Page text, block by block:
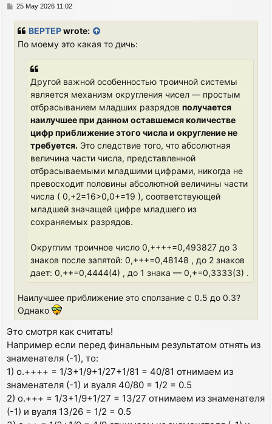
P25 May 2026 11:02
BEPTEPwrote:
По моему это какая то дичь:
Другой важной особенностью троичной системы
является механизм округления чисел — простым
отбрасыванием младших разрядов получается
наилучшее при данном оставшемся количестве
цифр приближение этого числа и округление не
требуется. Это следствие того, что абсолютная
величина части числа, представленной
отбрасываемыми младшими цифрами, никогда не
превосходит половины абсолютной величины части
числа ( 0,+2=16>0,0+=19 ), соответствующей
младшей значащей цифре младшего из
сохраняемых разрядов.
Округлим троичное число 0,++++=0,493827 до 3
знаков после запятой: 0,+++=0,48148 , до 2 знаков
дает: 0,++=0,4444(4) , до 1 знака — 0,+=0,3333(3) .
Наилучшее приближение это сползание с 0.5 до 0.3?
Однако
Это смотря как считать!
Например если перед финальным результатом отнять из
знаменателя (-1), то:
1) o.++++ = 1/3+1/9+1/27+1/81 = 40/81 отнимаем из
знаменателя (-1) и вуаля 40/80 = 1/2 = 0.5
2) o.+++ = 1/3+1/9+1/27 = 13/27 отнимаем из знаменателя
(-1) и вуаля 13/26 = 1/2 = 0.5